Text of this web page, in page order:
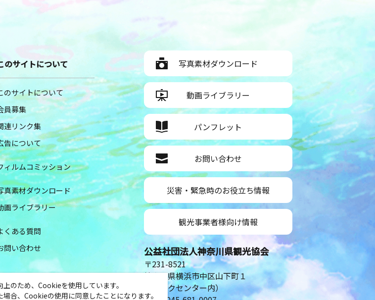
のサイトについて
のサイトについて
員募集
連リンク集
告について
ィルムコミッション
真素材ダウンロード
画ライブラリー
くある質問
問い合わせ
写真素材ダウンロード
動画ライブラリー
パンフレット
お問い合わせ
災害・緊急時のお役立ち情報
観光事業者様向け情報
公益社団法人神奈川県観光協会
〒231-8521
神奈川県横浜市中区山下町１
（シルクセンター内）
のため、Cookieを使用しています。
合、Cookieの使用に同意したことになります。